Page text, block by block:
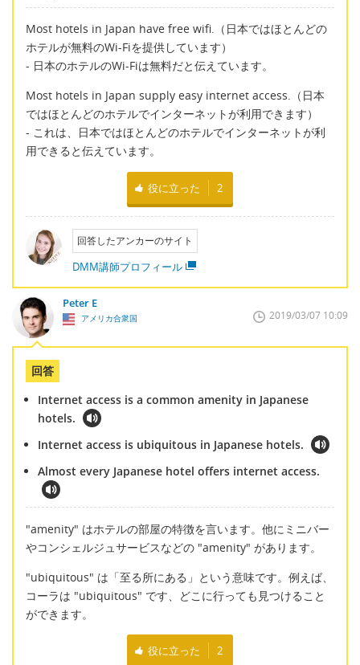
Most hotels in Japan have free wifi.（日本ではほとんどの
ホテルが無料のWi-Fiを提供しています）
- 日本のホテルのWi-Fiは無料だと伝えています。
Most hotels in Japan supply easy internet access.（日本
ではほとんどのホテルでインターネットが利用できます）
- これは、日本ではほとんどのホテルでインターネットが利
用できると伝えています。
役に立った 2
回答したアンカーのサイト
DMM講師プロフィール
Peter E
アメリカ合衆国 2019/03/07 10:09
回答
Internet access is a common amenity in Japanese
hotels.
Internet access is ubiquitous in Japanese hotels.
Almost every Japanese hotel offers internet access.
"amenity" はホテルの部屋の特徴を言います。他にミニバー
やコンシェルジュサービスなどの "amenity" があります。
"ubiquitous" は「至る所にある」という意味です。例えば、
コーラは "ubiquitous" です、どこに行っても見つけること
ができます。
役に立った 2